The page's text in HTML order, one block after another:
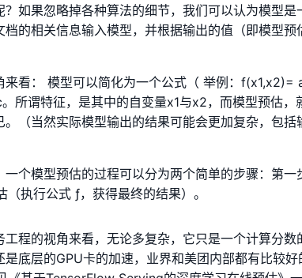
如果忽略掉各种算法的细节，我们可以认为模型
档的相关信息输入模型，并根据输出的值（即模型
来看： 模型可以简化为一个公式（ 举例：
所谓特征，是其中的自变量x1与x2，而模型预估
（当然实际模型输出的结果可能会更加复杂，包
个模型预估的过程可以分为两个简单的步骤：第一
执行公式 ƒ，获得最终的结果）。
程的视角来看，无论多复杂，它只是一个计算分
底层的GPU卡的加速，业界和美团内部都有比较